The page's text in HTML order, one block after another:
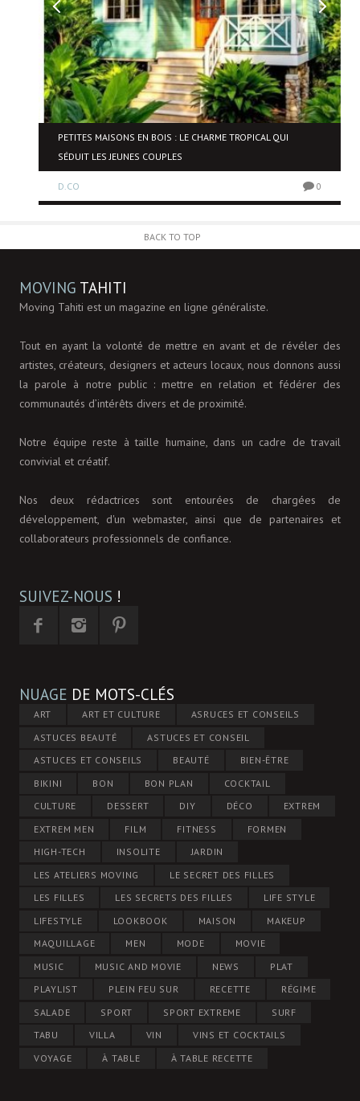
PETITES MAISONS EN BOIS : LE CHARME TROPICAL QUI
SÉDUIT LES JEUNES COUPLES
D.CO 0
BACK TO TOP
MOVING TAHITI
Moving Tahiti est un magazine en ligne généraliste.
Tout en ayant la volonté de mettre en avant et de révéler des
artistes, créateurs, designers et acteurs locaux, nous donnons aussi
la parole à notre public : mettre en relation et fédérer des
communautés d’intérêts divers et de proximité.
Notre équipe reste à taille humaine, dans un cadre de travail
convivial et créatif.
Nos deux rédactrices sont entourées de chargées de
développement, d'un webmaster, ainsi que de partenaires et
collaborateurs professionnels de confiance.
SUIVEZ-NOUS !
NUAGE DE MOTS-CLÉS
ART ART ET CULTURE
ASRUCES ET CONSEILS
ASTUCES BEAUTÉ
ASTUCES ET CONSEIL
ASTUCES ET CONSEILS
BEAUTÉ
BIEN-ÊTRE
BIKINI
BON BON PLAN
COCKTAIL
CULTURE
DESSERT DIY DÉCO
EXTREM
EXTREM MEN
FILM FITNESS
FORMEN
HIGH-TECH
INSOLITE
JARDIN
LES ATELIERS MOVING
LE SECRET DES FILLES
LES FILLES
LES SECRETS DES FILLES
LIFE STYLE
LIFESTYLE
LOOKBOOK MAISON
MAKEUP
MAQUILLAGE
MEN MODE
MOVIE
MUSIC
MUSIC AND MOVIE NEWS
PLAT
PLAYLIST
PLEIN FEU SUR RECETTE
RÉGIME
SALADE
SPORT SPORT EXTREME
SURF
TABU
VILLA VIN
VINS ET COCKTAILS
VOYAGE
À TABLE À TABLE RECETTE